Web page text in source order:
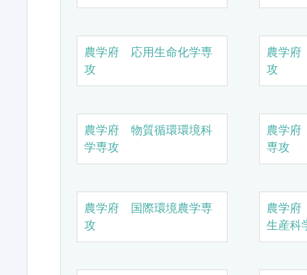
農学府 応用生命化学専
攻
農学
攻
農学府 物質循環環境科
学専攻
農学
専攻
農学府 国際環境農学専
攻
農学
生産科